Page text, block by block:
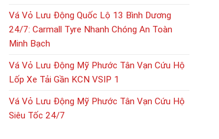
Vá Vỏ Lưu Động Quốc Lộ 13 Bình Dương
24/7: Carmall Tyre Nhanh Chóng An Toàn
Minh Bạch
Vá Vỏ Lưu Động Mỹ Phước Tân Vạn Cứu Hộ
Lốp Xe Tải Gần KCN VSIP 1
Vá Vỏ Lưu Động Mỹ Phước Tân Vạn Cứu Hộ
Siêu Tốc 24/7